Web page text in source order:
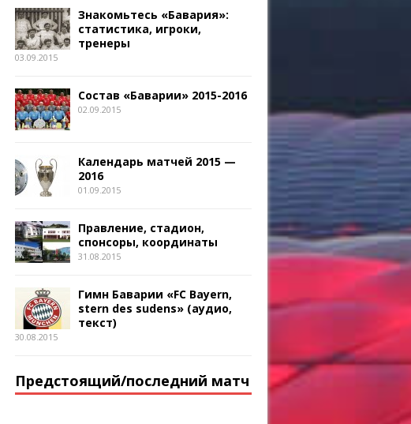
Знакомьтесь «Бавария»:
статистика, игроки,
тренеры
03.09.2015
Состав «Баварии» 2015-2016
02.09.2015
Календарь матчей 2015 —
2016
01.09.2015
Правление, стадион,
спонсоры, координаты
31.08.2015
Гимн Баварии «FC Bayern,
stern des sudens» (аудио,
текст)
30.08.2015
Предстоящий/последний матч